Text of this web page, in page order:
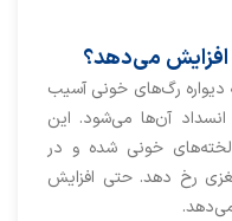
افزایش می‌دهد؟
دیواره رگ‌های خونی آسیب
آن‌ها می‌شود. این
خونی شده و در
رخ دهد. حتی افزایش